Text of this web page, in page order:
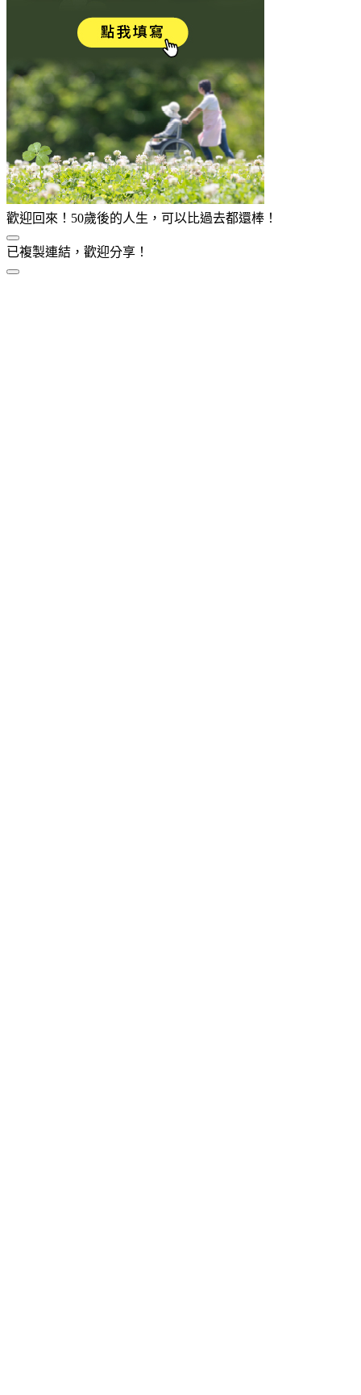
歡迎回來！50歲後的人生，可以比過去都還棒！
已複製連結，歡迎分享！